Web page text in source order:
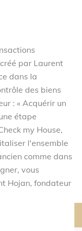
par Laurent
dans la
des biens
: « Acquérir un
étape
my House,
l'ensemble
comme dans
vous
Hojan, fondateur